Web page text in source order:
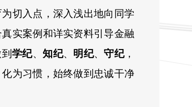
切入点，深入浅出地向同学
实案例和详实资料引导金融
学纪、知纪、 明纪、守纪，
为习惯，始终做到忠诚干净